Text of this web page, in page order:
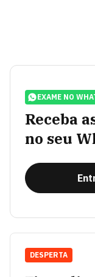
EXAME NO
Receba
no seu
DESPERTA